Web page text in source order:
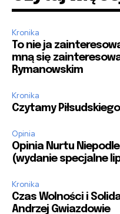
Kronika
To nie ja
mną się
Rymanowskim
Kronika
Czytamy Piłsudskiego
Opinia
Opinia Nurtu
(wydanie specjalne
Kronika
Czas Wolności i
Andrzej Gwiazdowie